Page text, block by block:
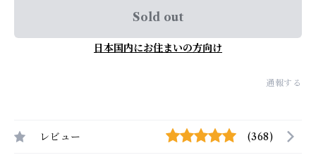
Sold out
日本国内にお住まいの方向け
通報する
レビュー (368)